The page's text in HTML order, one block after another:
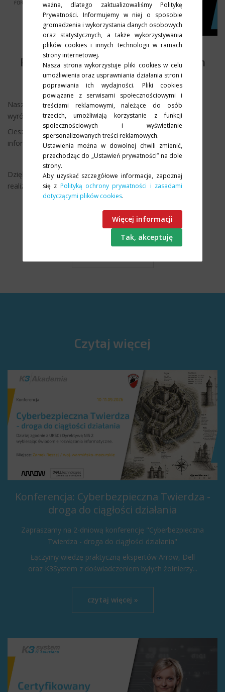
ważna, dlatego zaktualizowaliśmy Politykę
Prywatności. Informujemy w niej o sposobie
gromadzenia i wykorzystania danych osobowych
oraz statystycznych, a także wykorzystywania
plików cookies i innych technologii w ramach
strony internetowej.
Nasza strona wykorzystuje pliki cookies w celu
umożliwienia oraz usprawniania działania stron i
poprawiania ich wydajności. Pliki cookies
powiązane z serwisami społecznościowymi i
treściami reklamowymi, należące do osób
trzecich, umożliwiają korzystanie z funkcji
społecznościowych i wyświetlanie
spersonalizowanych treści reklamowych.
Ustawienia można w dowolnej chwili zmienić,
przechodząc do „Ustawień prywatności” na dole
strony.
Aby uzyskać szczegółowe informacje, zapoznaj
się z Polityką ochrony prywatności i zasadami
dotyczącymi plików cookies.
Więcej informacji
FORTINET SMB Hero dla K3System
24.05.2022
Nasza praca ponownie została doceniona. Otrzymaliśmy
wyróżnienie FORTINET SMB Hero 2021.
Cieszy nas ono tym bardziej, że bezpieczeństwo
informatyczne naszych klientów jest dla nas kluczowe.
Dziękujemy FORTINET za wyróżnienie i docenienie
realizowanych projetków.
Czytaj więcej
Konferencja: Cyberbezpieczna Twierdza -
droga do ciągłości działania
Zapraszamy na 2-dniową konferencję "Cyberbezpieczna
Twierdza - droga do ciągłości działania"
Łączymy wiedzę praktyczną ekspertów Arrow, Dell
oraz K3System z doświadczeniem byłych żołnierzy...
czytaj więcej »